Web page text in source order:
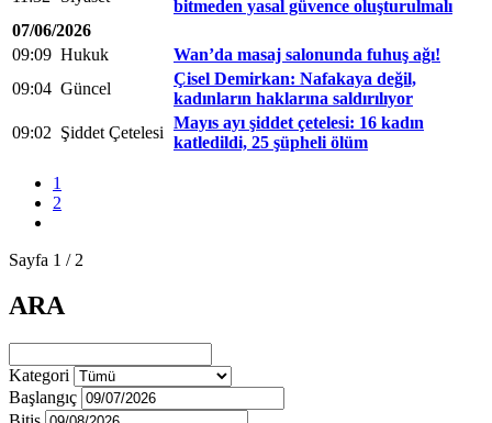
bitmeden yasal güvence oluşturulmalı
07/06/2026
09:09 Hukuk
Wan’da masaj salonunda fuhuş ağı!
09:04 Güncel
Çisel Demirkan: Nafakaya değil,
kadınların haklarına saldırılıyor
09:02 Şiddet Çetelesi
Mayıs ayı şiddet çetelesi: 16 kadın
katledildi, 25 şüpheli ölüm
1
2
Sayfa 1 / 2
ARA
Kategori
Başlangıç